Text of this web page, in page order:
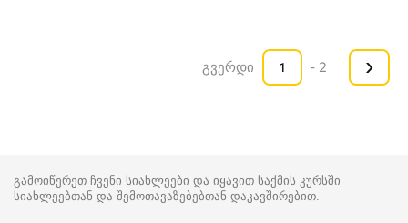
გვერდი - 2 ›
გამოიწერეთ ჩვენი სიახლეები და იყავით საქმის კურსში
სიახლეებთან და შემოთავაზებებთან დაკავშირებით.